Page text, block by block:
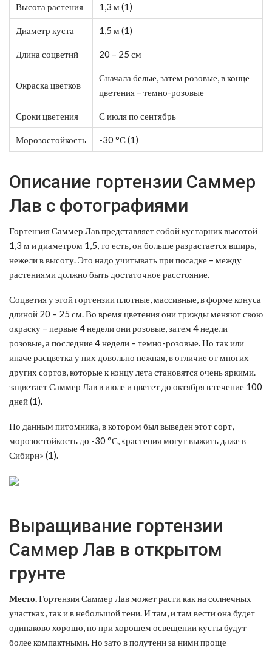
Высота растения 1,3 м (1)
Диаметр куста 1,5 м (1)
Длина соцветий 20 – 25 см
Окраска цветков
Сначала белые, затем розовые, в конце
цветения – темно-розовые
Сроки цветения С июля по сентябрь
Морозостойкость -30 °С (1)
Описание гортензии Саммер
Лав с фотографиями
Гортензия Саммер Лав представляет собой кустарник высотой
1,3 м и диаметром 1,5, то есть, он больше разрастается вширь,
нежели в высоту. Это надо учитывать при посадке – между
растениями должно быть достаточное расстояние.
Соцветия у этой гортензии плотные, массивные, в форме конуса
длиной 20 – 25 см. Во время цветения они трижды меняют свою
окраску – первые 4 недели они розовые, затем 4 недели
розовые, а последние 4 недели – темно-розовые. Но так или
иначе расцветка у них довольно нежная, в отличие от многих
других сортов, которые к концу лета становятся очень яркими.
зацветает Саммер Лав в июле и цветет до октября в течение 100
дней (1).
По данным питомника, в котором был выведен этот сорт,
морозостойкость до -30 °С, «растения могут выжить даже в
Сибири» (1).
Выращивание гортензии
Саммер Лав в открытом
грунте
Место.Гортензия Саммер Лав может расти как на солнечных
участках, так и в небольшой тени. И там, и там вести она будет
одинаково хорошо, но при хорошем освещении кусты будут
более компактными. Но зато в полутени за ними проще